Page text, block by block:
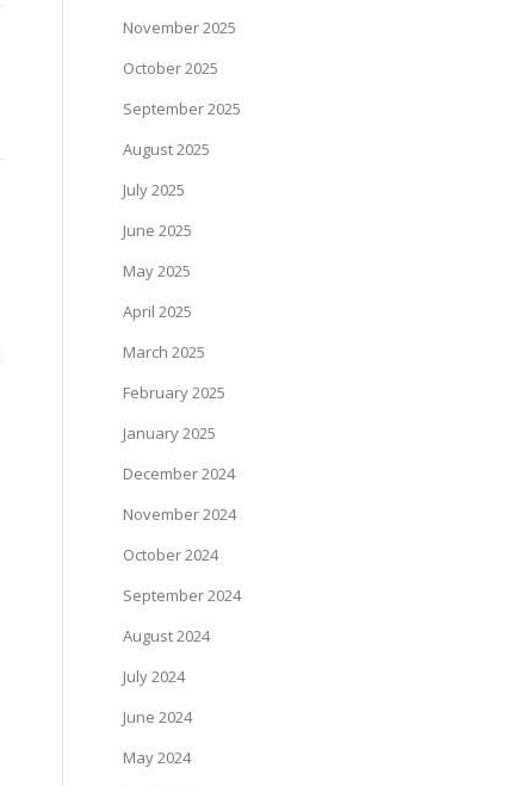
November 2025
October 2025
September 2025
August 2025
July 2025
June 2025
May 2025
April 2025
March 2025
February 2025
January 2025
December 2024
November 2024
October 2024
September 2024
August 2024
July 2024
June 2024
May 2024